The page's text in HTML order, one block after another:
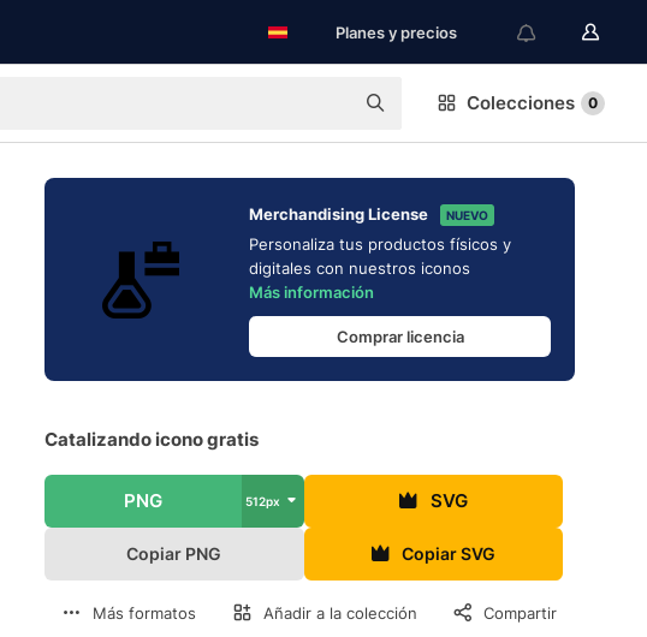
Planes y precios
Colecciones 0
Merchandising License NUEVO
Personaliza tus productos físicos y
digitales con nuestros iconos
Más información
Comprar licencia
Catalizando icono gratis
PNG 512px SVG
Copiar PNG Copiar SVG
Más formatos Añadir a la colección Compartir